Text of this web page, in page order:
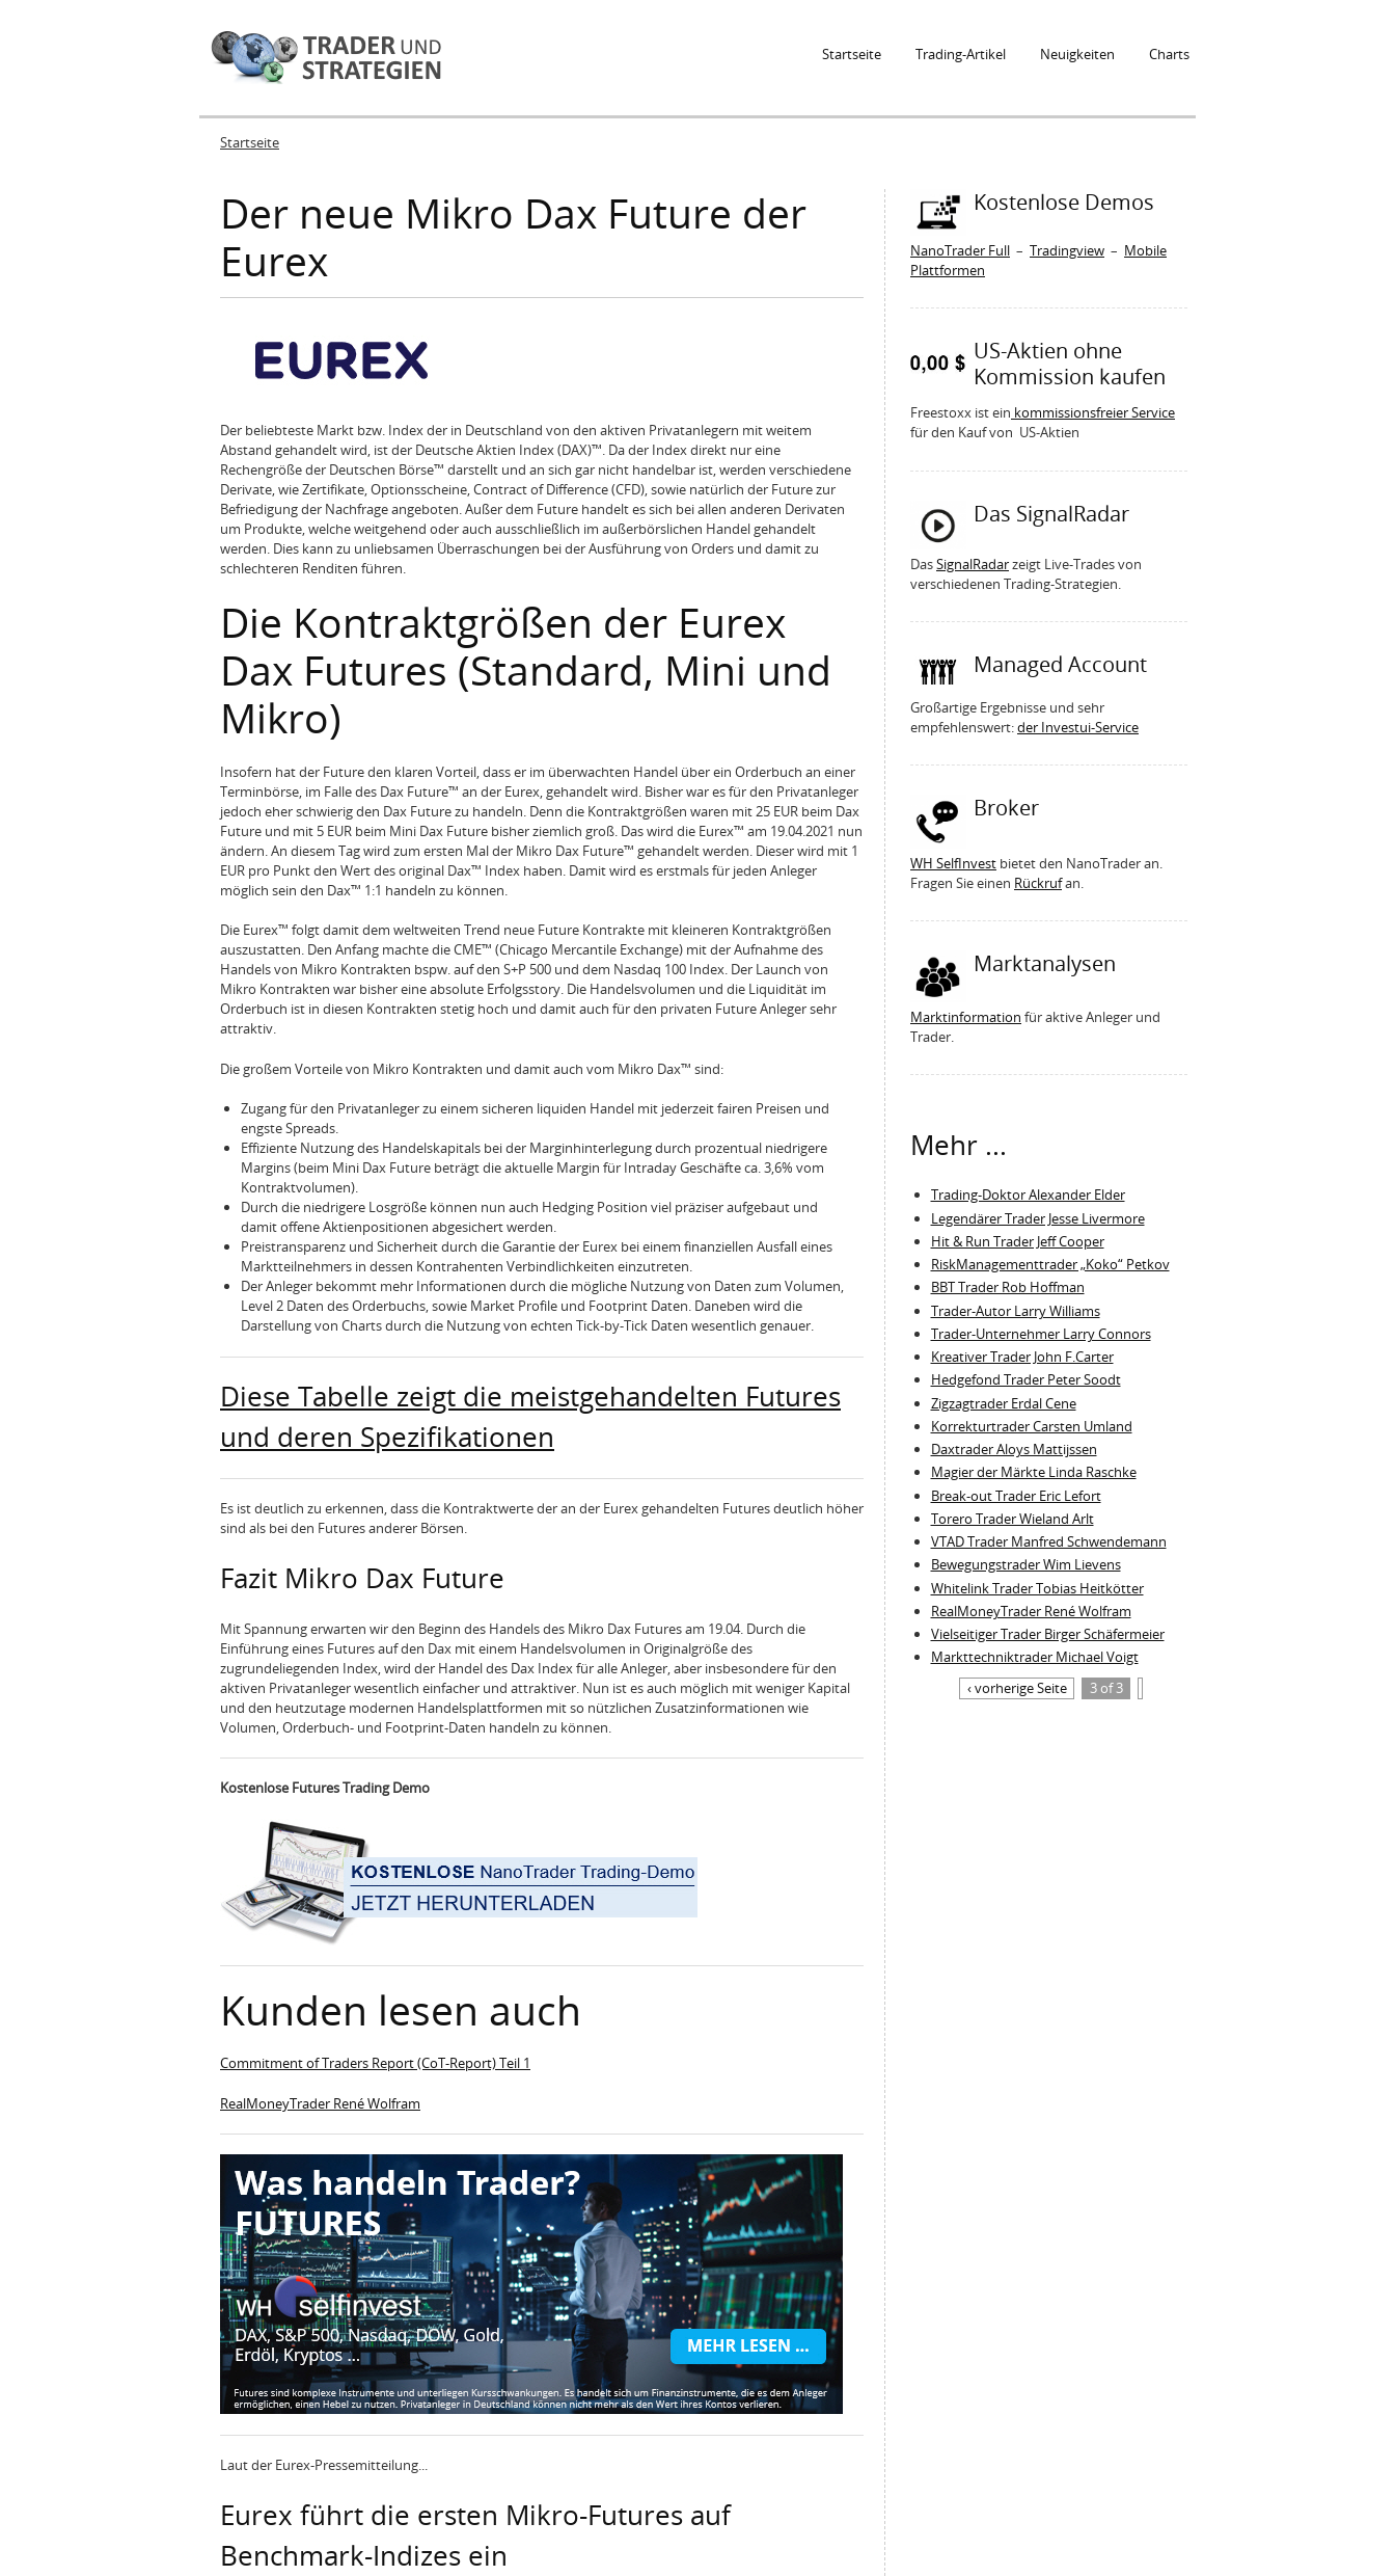
Startseite Trading-Artikel Neuigkeiten Charts
Sie sind hier
Startseite
Der neue Mikro Dax Future der
Eurex
Der beliebteste Markt bzw. Index der in Deutschland von den aktiven Privatanlegern mit weitem
Abstand gehandelt wird, ist der Deutsche Aktien Index (DAX)™. Da der Index direkt nur eine
Rechengröße der Deutschen Börse™ darstellt und an sich gar nicht handelbar ist, werden verschiedene
Derivate, wie Zertifikate, Optionsscheine, Contract of Difference (CFD), sowie natürlich der Future zur
Befriedigung der Nachfrage angeboten. Außer dem Future handelt es sich bei allen anderen Derivaten
um Produkte, welche weitgehend oder auch ausschließlich im außerbörslichen Handel gehandelt
werden. Dies kann zu unliebsamen Überraschungen bei der Ausführung von Orders und damit zu
schlechteren Renditen führen.
Die Kontraktgrößen der Eurex
Dax Futures (Standard, Mini und
Mikro)
Insofern hat der Future den klaren Vorteil, dass er im überwachten Handel über ein Orderbuch an einer
Terminbörse, im Falle des Dax Future™ an der Eurex, gehandelt wird. Bisher war es für den Privatanleger
jedoch eher schwierig den Dax Future zu handeln. Denn die Kontraktgrößen waren mit 25 EUR beim Dax
Future und mit 5 EUR beim Mini Dax Future bisher ziemlich groß. Das wird die Eurex™ am 19.04.2021 nun
ändern. An diesem Tag wird zum ersten Mal der Mikro Dax Future™ gehandelt werden. Dieser wird mit 1
EUR pro Punkt den Wert des original Dax™ Index haben. Damit wird es erstmals für jeden Anleger
möglich sein den Dax™ 1:1 handeln zu können.
Die Eurex™ folgt damit dem weltweiten Trend neue Future Kontrakte mit kleineren Kontraktgrößen
auszustatten. Den Anfang machte die CME™ (Chicago Mercantile Exchange) mit der Aufnahme des
Handels von Mikro Kontrakten bspw. auf den S+P 500 und dem Nasdaq 100 Index. Der Launch von
Mikro Kontrakten war bisher eine absolute Erfolgsstory. Die Handelsvolumen und die Liquidität im
Orderbuch ist in diesen Kontrakten stetig hoch und damit auch für den privaten Future Anleger sehr
attraktiv.
Die großem Vorteile von Mikro Kontrakten und damit auch vom Mikro Dax™ sind:
Zugang für den Privatanleger zu einem sicheren liquiden Handel mit jederzeit fairen Preisen und
engste Spreads.
Effiziente Nutzung des Handelskapitals bei der Marginhinterlegung durch prozentual niedrigere
Margins (beim Mini Dax Future beträgt die aktuelle Margin für Intraday Geschäfte ca. 3,6% vom
Kontraktvolumen).
Durch die niedrigere Losgröße können nun auch Hedging Position viel präziser aufgebaut und
damit offene Aktienpositionen abgesichert werden.
Preistransparenz und Sicherheit durch die Garantie der Eurex bei einem finanziellen Ausfall eines
Marktteilnehmers in dessen Kontrahenten Verbindlichkeiten einzutreten.
Der Anleger bekommt mehr Informationen durch die mögliche Nutzung von Daten zum Volumen,
Level 2 Daten des Orderbuchs, sowie Market Profile und Footprint Daten. Daneben wird die
Darstellung von Charts durch die Nutzung von echten Tick-by-Tick Daten wesentlich genauer.
Diese Tabelle zeigt die meistgehandelten Futures
und deren Spezifikationen
Es ist deutlich zu erkennen, dass die Kontraktwerte der an der Eurex gehandelten Futures deutlich höher
sind als bei den Futures anderer Börsen.
Fazit Mikro Dax Future
Mit Spannung erwarten wir den Beginn des Handels des Mikro Dax Futures am 19.04. Durch die
Einführung eines Futures auf den Dax mit einem Handelsvolumen in Originalgröße des
zugrundeliegenden Index, wird der Handel des Dax Index für alle Anleger, aber insbesondere für den
aktiven Privatanleger wesentlich einfacher und attraktiver. Nun ist es auch möglich mit weniger Kapital
und den heutzutage modernen Handelsplattformen mit so nützlichen Zusatzinformationen wie
Volumen, Orderbuch- und Footprint-Daten handeln zu können.
Kostenlose Futures Trading Demo
Kunden lesen auch
Commitment of Traders Report (CoT-Report) Teil 1
RealMoneyTrader René Wolfram
Laut der Eurex-Pressemitteilung...
Eurex führt die ersten Mikro-Futures auf
Benchmark-Indizes ein
Kostenlose Demos
NanoTrader Full – Tradingview – Mobile
Plattformen
US-Aktien ohne
Kommission kaufen
Freestoxx ist ein kommissionsfreier Service
für den Kauf von US-Aktien
Das SignalRadar
DasSignalRadarzeigt Live-Trades von
verschiedenen Trading-Strategien.
Managed Account
Großartige Ergebnisse und sehr
empfehlenswert:der Investui-Service
Broker
WH SelfInvest bietet den NanoTrader an.
Fragen Sie einen Rückrufan.
Marktanalysen
Marktinformation für aktive Anleger und
Trader.
Mehr ...
Trading-Doktor Alexander Elder
Legendärer Trader Jesse Livermore
Hit & Run Trader Jeff Cooper
RiskManagementtrader „Koko“ Petkov
BBT Trader Rob Hoffman
Trader-Autor Larry Williams
Trader-Unternehmer Larry Connors
Kreativer Trader John F.Carter
Hedgefond Trader Peter Soodt
Zigzagtrader Erdal Cene
Korrekturtrader Carsten Umland
Daxtrader Aloys Mattijssen
Magier der Märkte Linda Raschke
Break-out Trader Eric Lefort
Torero Trader Wieland Arlt
VTAD Trader Manfred Schwendemann
Bewegungstrader Wim Lievens
Whitelink Trader Tobias Heitkötter
RealMoneyTrader René Wolfram
Vielseitiger Trader Birger Schäfermeier
Markttechniktrader Michael Voigt
‹ vorherige Seite
3 of 3